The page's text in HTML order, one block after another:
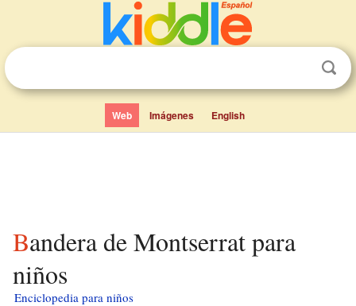
Web Imágenes English
Bandera de Montserrat para
niños
Enciclopedia para niños